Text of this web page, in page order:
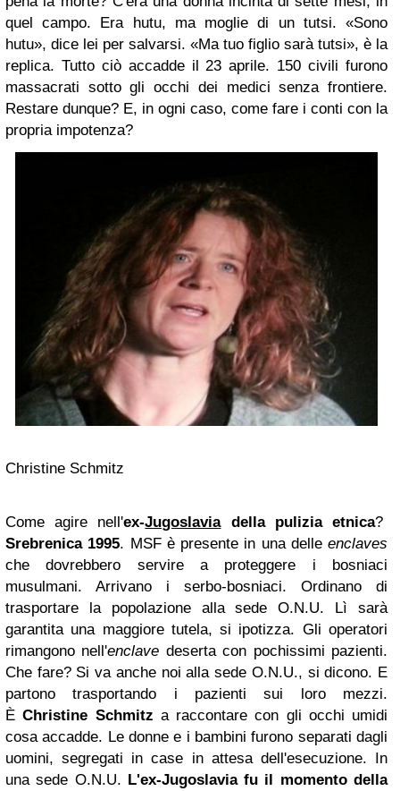
quel campo. Era hutu, ma moglie di un tutsi. «Sono
hutu», dice lei per salvarsi. «Ma tuo figlio sarà tutsi», è la
replica. Tutto ciò accadde il 23 aprile. 150 civili furono
massacrati sotto gli occhi dei medici senza frontiere.
Restare dunque? E, in ogni caso, come fare i conti con la
propria impotenza?
Christine Schmitz
Come agire nell'ex-Jugoslaviadella pulizia etnica?
Srebrenica 1995. MSF è presente in una delle enclaves
che dovrebbero servire a proteggere i bosniaci
musulmani. Arrivano i serbo-bosniaci. Ordinano di
trasportare la popolazione alla sede O.N.U. Lì sarà
garantita una maggiore tutela, si ipotizza. Gli operatori
rimangono nell'enclave deserta con pochissimi pazienti.
Che fare? Si va anche noi alla sede O.N.U., si dicono. E
partono trasportando i pazienti sui loro mezzi.
ÈChristine Schmitz a raccontare con gli occhi umidi
cosa accadde. Le donne e i bambini furono separati dagli
uomini, segregati in case in attesa dell'esecuzione. In
una sede O.N.U. L'ex-Jugoslavia fu il momento della